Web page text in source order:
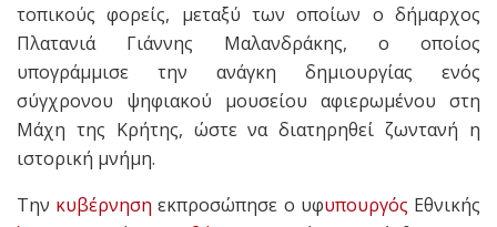
τοπικούς φορείς, μεταξύ των οποίων ο δήμαρχος
Πλατανιά Γιάννης Μαλανδράκης, ο οποίος
υπογράμμισε την ανάγκη δημιουργίας ενός
σύγχρονου ψηφιακού μουσείου αφιερωμένου στη
Μάχη της Κρήτης, ώστε να διατηρηθεί ζωντανή η
ιστορική μνήμη.
Την κυβέρνηση εκπροσώπησε ο υφυπουργός Εθνικής